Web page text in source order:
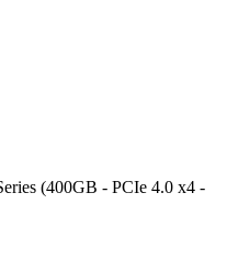
(400GB - PCIe 4.0 x4 -